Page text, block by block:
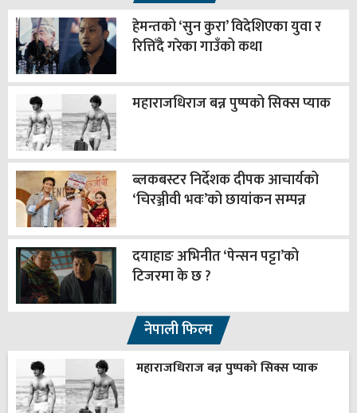
हेमन्तको ‘सुन कुरा’ विदेशिएका युवा र
रित्तिँदै गरेका गाउँको कथा
महाराजधिराज बन्न पुष्पको सिक्स प्याक
ब्लकबस्टर निर्देशक दीपक आचार्यको
‘चिरञ्जीवी भवः’को छायांकन सम्पन्न
दयाहाङ अभिनीत ‘पेन्सन पट्टा’को
टिजरमा के छ ?
नेपाली फिल्म
महाराजधिराज बन्न पुष्पको सिक्स प्याक